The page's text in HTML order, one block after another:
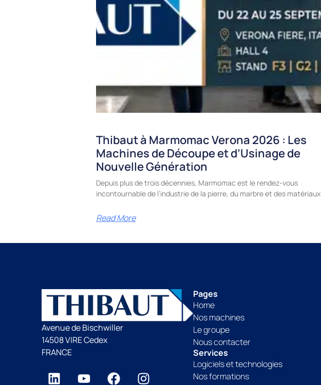
Thibaut à Marmomac Verona 2026 : Les
Machines de Découpe et d’Usinage de
Nouvelle Génération
Depuis plus de trois décennies, Marmomac est le rendez-vous
incontournable de l’industrie de la pierre, du marbre et des matériaux
Read More
Avenue de Bischwiller
14508 VIRE Cedex
FRANCE
Pages
Home
Nos machines
Le groupe
Nous contacter
Services
Logiciels et technologies
Nos formations